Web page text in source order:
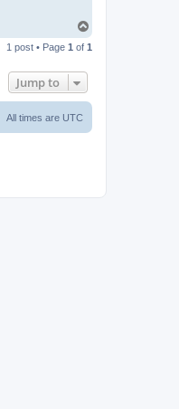
p
1 post • Page 1 of 1
Jump to
All times are UTC